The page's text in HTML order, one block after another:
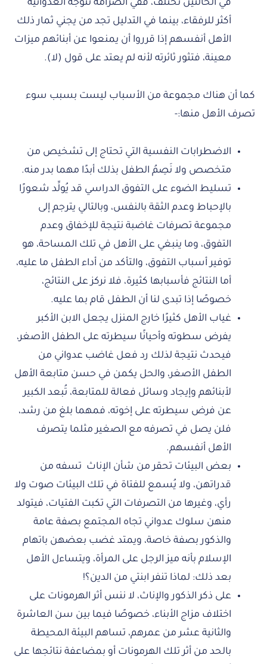
في الحالتين تختلف، ففي الصرامة تتوجه العدوانية
أكثر للرفقاء، بينما في التدليل تجد من يجني ثمار ذلك
الأهل أنفسهم إذا قرروا أن يمنعوا عن أبنائهم ميزات
معينة، فتثور ثائرته لأنه لم يعتد على قول (لا).
كما أن هناك مجموعة من الأسباب ليست بسبب سوء
تصرف الأهل منها:-
الاضطرابات النفسية التي تحتاج إلى تشخيص من
متخصص ولا نَصِمُ الطفل بذلك أبدًا مهما بدر منه.
تسليط الضوء على التفوق الدراسي قد يُولِّد شعورًا
بالإحباط وعدم الثقة بالنفس، وبالتالي يترجم إلى
مجموعة تصرفات غاضبة نتيجة للإخفاق وعدم
التفوق، وما ينبغي على الأهل في تلك المساحة، هو
توفير أسباب التفوق، والتأكد من أداء الطفل ما عليه،
أما النتائج فأسبابها كثيرة، فلا نركز على النتائج،
خصوصًا إذا تبدى لنا أن الطفل قام بما عليه.
غياب الأهل كثيرًا خارج المنزل يجعل الابن الأكبر
يفرض سطوته وأحيانًا سيطرته على الطفل الأصغر،
فيحدث نتيجة لذلك رد فعل غاضب عدواني من
الطفل الأصغر، والحل يكمن في حسن متابعة الأهل
لأبنائهم وإيجاد وسائل فعالة للمتابعة، تُبعد الكبير
عن فرض سيطرته على إخوته، فمهما بلغ من رشد،
فلن يصل في تصرفه مع الصغير مثلما يتصرف
الأهل أنفسهم.
بعض البيئات تحقر من شأن الإناث تسفه من
قدراتهن، ولا يُسمع للفتاة في تلك البيئات صوت ولا
رأي، وغيرها من التصرفات التي تكبت الفتيات، فيتولد
منهن سلوك عدواني تجاه المجتمع بصفة عامة
والذكور بصفة خاصة، ويمتد غضب بعضهن باتهام
الإسلام بأنه ميز الرجل على المرأة، ويتساءل الأهل
بعد ذلك: لماذا تنفر ابنتي من الدين؟!
على ذكر الذكور والإناث، لا ننس أثر الهرمونات على
اختلاف مزاج الأبناء، خصوصًا فيما بين سن العاشرة
والثانية عشر من عمرهم، تساهم البيئة المحيطة
بالحد من أثر تلك الهرمونات أو بمضاعفة نتائجها على